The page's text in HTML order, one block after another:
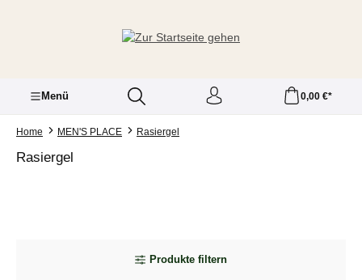
Menü 0,00 €*
Home MEN'S PLACE Rasiergel
Rasiergel
Produkte filtern